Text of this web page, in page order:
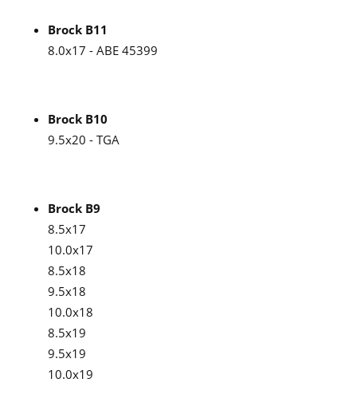
Brock B11
8.0x17 - ABE 45399
Brock B10
9.5x20 - TGA
Brock B9
8.5x17
10.0x17
8.5x18
9.5x18
10.0x18
8.5x19
9.5x19
10.0x19